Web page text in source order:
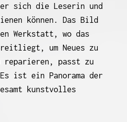
sich die Leserin und
können. Das Bild
Werkstatt, wo das
um Neues zu
reparieren, passt zu
ist ein Panorama der
kunstvolles